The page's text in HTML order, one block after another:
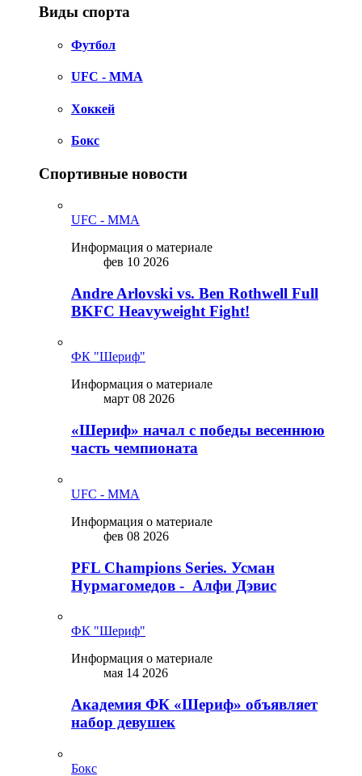
Виды спорта
Футбол
UFC - MMA
Хоккей
Бокс
Спортивные новости
UFC - MMA
Информация о материале
фев 10 2026
Andre Arlovski vs. Ben Rothwell Full
BKFC Heavyweight Fight!
ФК "Шериф"
Информация о материале
март 08 2026
«Шериф» начал с победы весеннюю
часть чемпионата
UFC - MMA
Информация о материале
фев 08 2026
PFL Champions Series. Усман
Нурмагомедов - Алфи Дэвис
ФК "Шериф"
Информация о материале
мая 14 2026
Академия ФК «Шериф» объявляет
набор девушек
Бокс